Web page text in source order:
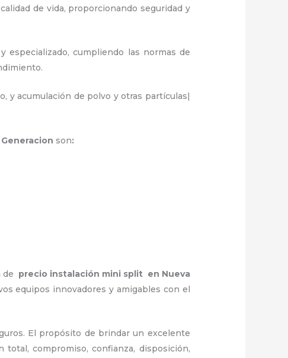
de vida, proporcionando seguridad y
especializado, cumpliendo las normas de
y acumulación de polvo y otras partículas|
Generacionson:
de precio instalación mini spliten Nueva
equipos innovadores y amigables con el
El propósito de brindar un excelente
total, compromiso, confianza, disposición,